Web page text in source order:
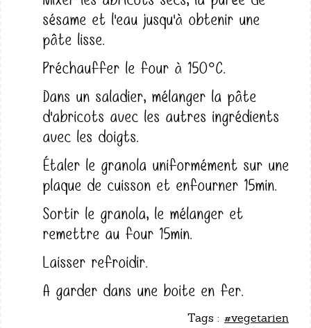
sésame et l'eau jusqu'à obtenir une
pâte lisse.
Préchauffer le four à 150°C.
Dans un saladier, mélanger la pâte
d'abricots avec les autres ingrédients
avec les doigts.
Étaler le granola uniformément sur une
plaque de cuisson et enfourner 15min.
Sortir le granola, le mélanger et
remettre au four 15min.
Laisser refroidir.
A garder dans une boite en fer.
Tags : #vegetarien